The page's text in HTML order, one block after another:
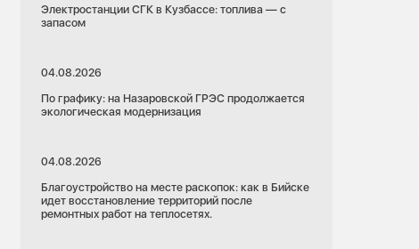
Электростанции СГК в Кузбассе: топлива — с
запасом
04.08.2026
По графику: на Назаровской ГРЭС продолжается
экологическая модернизация
04.08.2026
Благоустройство на месте раскопок: как в Бийске
идет восстановление территорий после
ремонтных работ на теплосетях.